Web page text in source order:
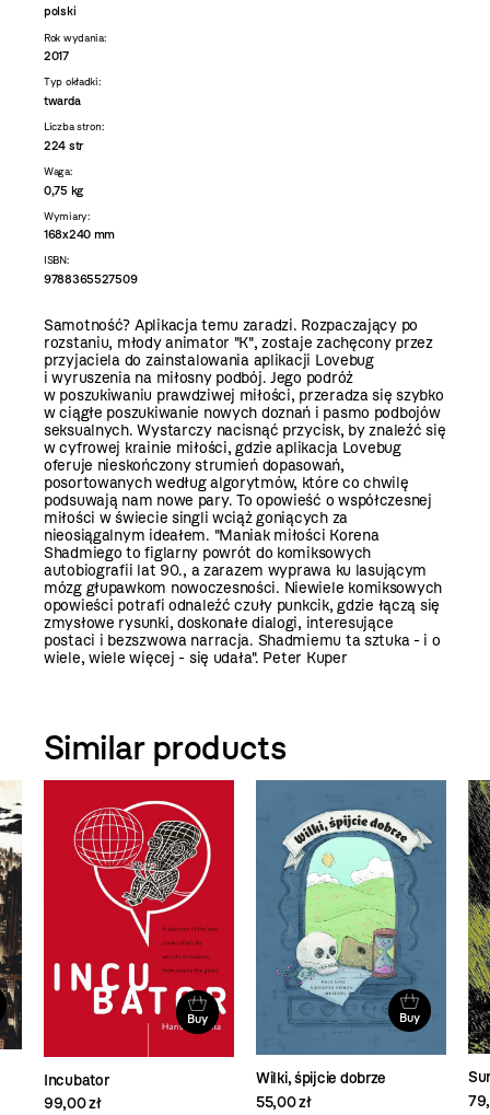
polski
Rok wydania:
2017
Typ okładki:
twarda
Liczba stron:
224 str
Waga:
0,75 kg
Wymiary:
168x240 mm
ISBN:
9788365527509
Samotność? Aplikacja temu zaradzi. Rozpaczający po
rozstaniu, młody animator "K", zostaje zachęcony przez
przyjaciela do zainstalowania aplikacji Lovebug
i wyruszenia na miłosny podbój. Jego podróż
w poszukiwaniu prawdziwej miłości, przeradza się szybko
w ciągłe poszukiwanie nowych doznań i pasmo podbojów
seksualnych. Wystarczy nacisnąć przycisk, by znaleźć się
w cyfrowej krainie miłości, gdzie aplikacja Lovebug
oferuje nieskończony strumień dopasowań,
posortowanych według algorytmów, które co chwilę
podsuwają nam nowe pary. To opowieść o współczesnej
miłości w świecie singli wciąż goniących za
nieosiągalnym ideałem. "Maniak miłości Korena
Shadmiego to figlarny powrót do komiksowych
autobiografii lat 90., a zarazem wyprawa ku lasującym
mózg głupawkom nowoczesności. Niewiele komiksowych
opowieści potrafi odnaleźć czuły punkcik, gdzie łączą się
zmysłowe rysunki, doskonałe dialogi, interesujące
postaci i bezszwowa narracja. Shadmiemu ta sztuka - i o
wiele, wiele więcej - się udała". Peter Kuper
Similar products
Buy
Incubator
99,00 zł
Buy
Wilki, śpijcie dobrze
55,00 zł